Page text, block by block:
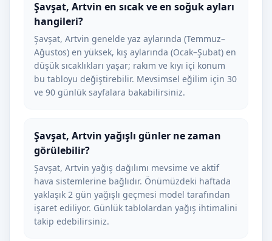
Şavşat, Artvin en sıcak ve en soğuk ayları
hangileri?
Şavşat, Artvin genelde yaz aylarında (Temmuz–
Ağustos) en yüksek, kış aylarında (Ocak–Şubat) en
düşük sıcaklıkları yaşar; rakım ve kıyı içi konum
bu tabloyu değiştirebilir. Mevsimsel eğilim için 30
ve 90 günlük sayfalara bakabilirsiniz.
Şavşat, Artvin yağışlı günler ne zaman
görülebilir?
Şavşat, Artvin yağış dağılımı mevsime ve aktif
hava sistemlerine bağlıdır. Önümüzdeki haftada
yaklaşık 2 gün yağışlı geçmesi model tarafından
işaret ediliyor. Günlük tablolardan yağış ihtimalini
takip edebilirsiniz.